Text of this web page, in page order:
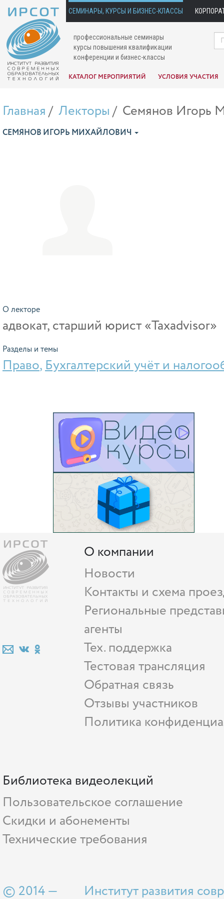
СЕМИНАРЫ, КУРСЫ И БИЗНЕС-КЛАССЫ
профессиональные семинары
курсы повышения квалификации
конференции и бизнес-классы
КАТАЛОГ МЕРОПРИЯТИЙ УСЛОВИЯ УЧАСТИЯ
Главная Лекторы Семянов Игорь
СЕМЯНОВ ИГОРЬ МИХАЙЛОВИЧ
О лекторе
адвокат, старший юрист «Taxadvisor»
Разделы и темы
Право,Бухгалтерский учёт и
О компании
Новости
Контакты и схема
Региональные
агенты
Тех. поддержка
Тестовая трансляция
Обратная связь
Отзывы участников
Политика
Библиотека видеолекций
Пользовательское соглашение
Скидки и абонементы
Технические требования
© 2014 — Институт развития